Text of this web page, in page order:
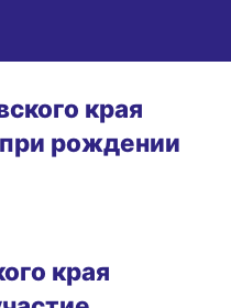
края
рождении
края